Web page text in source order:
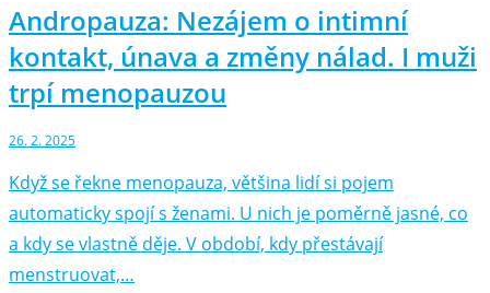
Andropauza: Nezájem o intimní
kontakt, únava a změny nálad. I muži
trpí menopauzou
26. 2. 2025
Když se řekne menopauza, většina lidí si pojem
automaticky spojí s ženami. U nich je poměrně jasné, co
a kdy se vlastně děje. V období, kdy přestávají
menstruovat,…